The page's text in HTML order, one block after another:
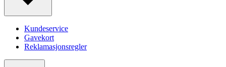
Kundeservice
Gavekort
Reklamasjonsregler